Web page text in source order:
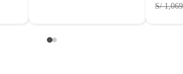
S/ 1,069